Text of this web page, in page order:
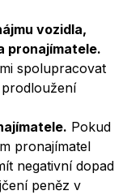
vozidla,
pronajímatele.
spolupracovat
Pokud
pronajímatel
negativní dopad
peněz v